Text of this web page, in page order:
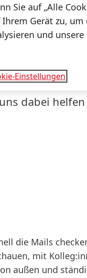
dabei
die Mails
mit
außen und
Sie auf „Alle
Ihrem Gerät zu,
und
Einstellungen